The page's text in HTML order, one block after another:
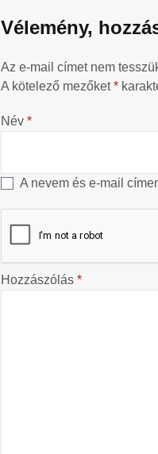
Vélemény,
Az e-mail címet nem
A kötelező mezőket*
Név *
A nevem és e-mail
Hozzászólás *